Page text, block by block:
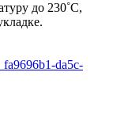
до 230˚C,